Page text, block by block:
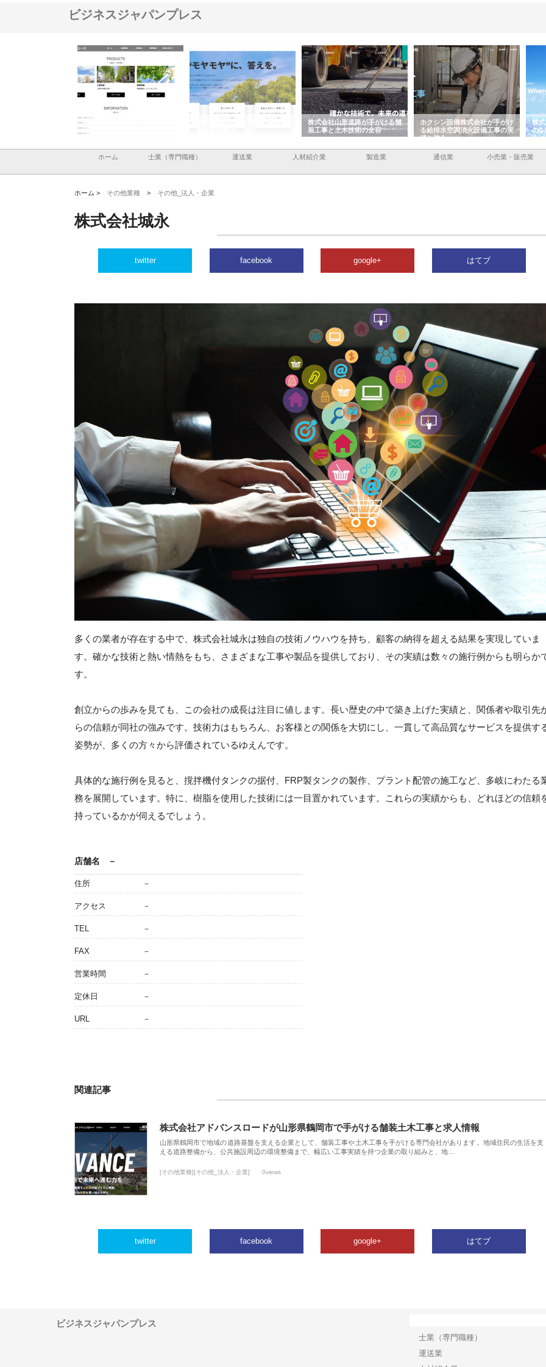
ビジネスジャパンプレス
株式会社メタルエースの企業サ
イトが提供する充実した情報内
株式会社ＣＳＡの事業内容と強
株式会社山形道路が手がける舗
ホクシン設備株式会社が手がけ
る給排水空調消火設備工事の実
績と強み
株式会社東京シー・エム・シー
のGISインフラ管理システム導
入メリット
ホーム 士業（専門職種） 運送業 人材紹介業 製造業 通信業 小売業・販売業
ホーム > その他業種 > その他_法人・企業
株式会社城永
twitter facebook google+ はてブ
多くの業者が存在する中で、株式会社城永は独自の技術ノウハウを持ち、顧客の納得を超える結果を実現していま
す。確かな技術と熱い情熱をもち、さまざまな工事や製品を提供しており、その実績は数々の施行例からも明らか
す。
創立からの歩みを見ても、この会社の成長は注目に値します。長い歴史の中で築き上げた実績と、関係者や取引先
らの信頼が同社の強みです。技術力はもちろん、お客様との関係を大切にし、一貫して高品質なサービスを提供す
姿勢が、多くの方々から評価されているゆえんです。
具体的な施行例を見ると、撹拌機付タンクの据付、FRP製タンクの製作、プラント配管の施工など、多岐にわたる
務を展開しています。特に、樹脂を使用した技術には一目置かれています。これらの実績からも、どれほどの信頼
持っているかが伺えるでしょう。
店舗名 －
住所 －
アクセス －
TEL －
FAX －
営業時間 －
定休日 －
URL －
関連記事
株式会社アドバンスロードが山形県鶴岡市で手がける舗装土木工事と求人情報
山形県鶴岡市で地域の道路基盤を支える企業として、舗装工事や土木工事を手がける専門会社があります。地域住民の生活を支
える道路整備から、公共施設周辺の環境整備まで、幅広い工事実績を持つ企業の取り組みと、地…
[その他業種][その他_法人・企業] 0views
twitter facebook google+ はてブ
ビジネスジャパンプレス
士業（専門職種）
運送業